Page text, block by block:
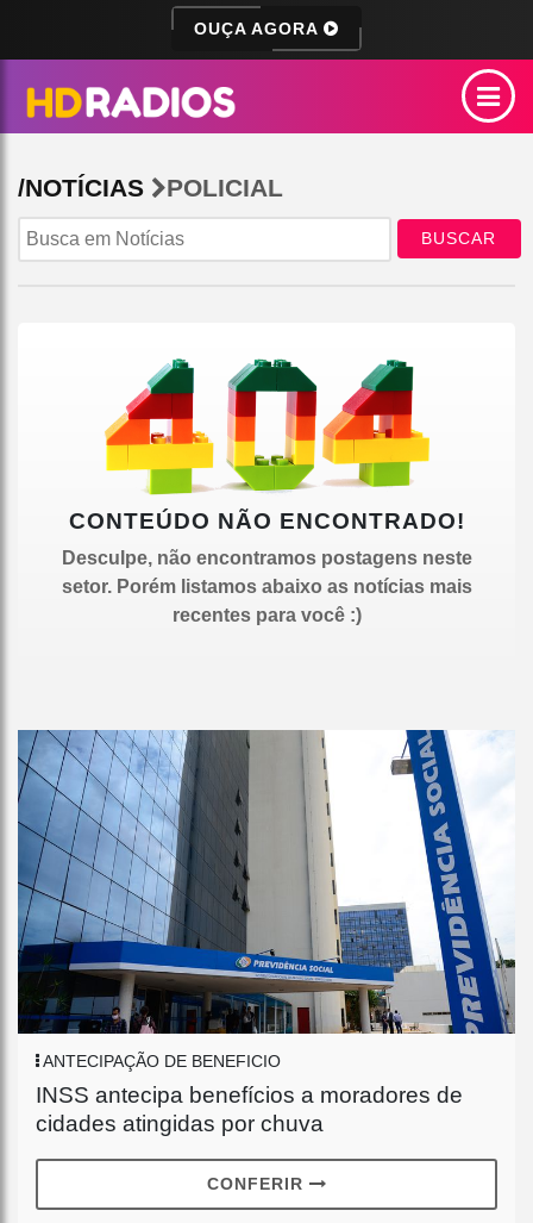
OUÇA AGORA
/NOTÍCIAS POLICIAL
BUSCAR
CONTEÚDO NÃO ENCONTRADO!
Desculpe, não encontramos postagens neste
setor. Porém listamos abaixo as notícias mais
recentes para você :)
ANTECIPAÇÃO DE BENEFICIO
INSS antecipa benefícios a moradores de
cidades atingidas por chuva
CONFERIR